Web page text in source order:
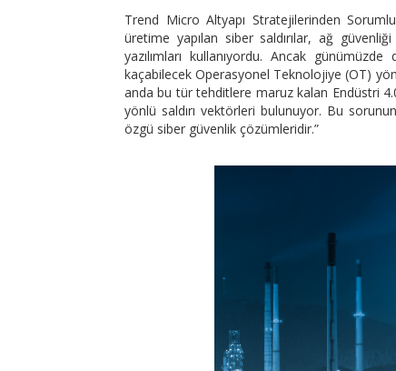
Trend Micro Altyapı Stratejilerinden
üretime yapılan siber saldırılar, ağ
yazılımları kullanıyordu. Ancak
kaçabilecek Operasyonel Teknolojiye (OT)
anda bu tür tehditlere maruz kalan Endüstri
yönlü saldırı vektörleri bulunuyor. Bu
özgü siber güvenlik çözümleridir.”